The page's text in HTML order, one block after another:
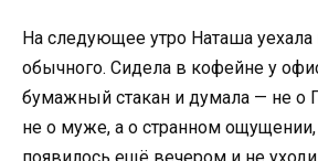
На следующее утро Наташа уехала
обычного. Сидела в кофейне у
бумажный стакан и думала — не о
не о муже, а о странном ощущении,